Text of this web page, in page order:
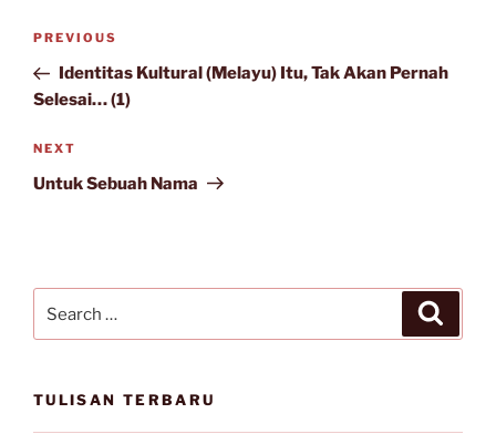
Post
Previous
Post
PREVIOUS
Identitas Kultural (Melayu) Itu, Tak Akan Pernah
Selesai… (1)
Next
Post
NEXT
Untuk Sebuah Nama
for:
TULISAN TERBARU